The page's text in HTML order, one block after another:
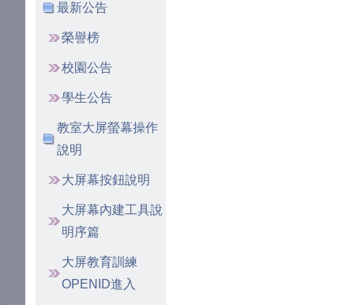
最新公告
榮譽榜
校園公告
學生公告
教室大屏螢幕操作
說明
大屏幕按鈕說明
大屏幕內建工具說
明序篇
大屏教育訓練
OPENID進入